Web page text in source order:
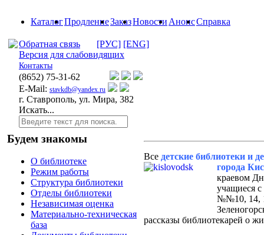
КаталогПродлениеЗаказНовости АнонсСправка
Обратная связь [РУС] [ENG]
Версия для слабовидящих
Контакты
(8652) 75-31-62
E-Mail: stavkdb@yandex.ru
г. Ставрополь, ул. Мира, 382
Искать...
Будем знакомы
О библиотеке
Режим работы
Структура библиотеки
Отделы библиотеки
Независимая оценка
Материально-техническая
база
Все детские библиотеки и
города
краевом
учащиеся
№№10, 14,
рассказы библиотекарей о